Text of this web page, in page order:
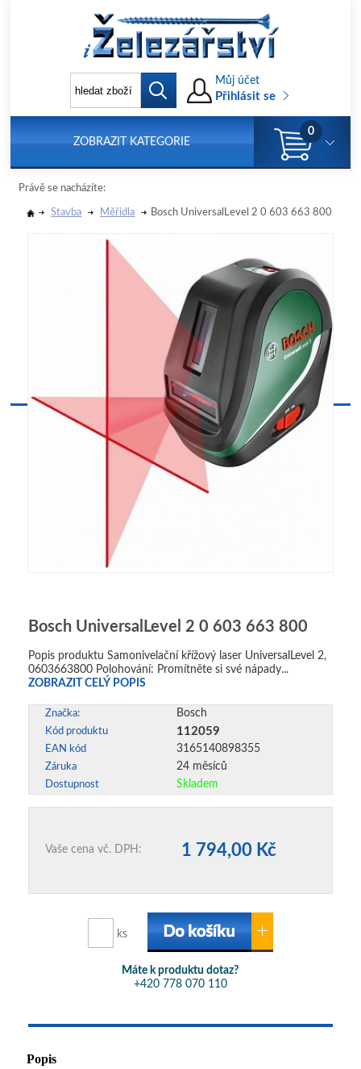
Můj účet
Přihlásit se
ZOBRAZIT KATEGORIE
0
Právě se nacházíte:
Stavba Měřidla Bosch UniversalLevel 2 0 603 663 800
Bosch UniversalLevel 2 0 603 663 800
Popis produktu Samonivelační křížový laser UniversalLevel 2,
0603663800 Polohování: Promítněte si své nápady...
ZOBRAZIT CELÝ POPIS
Značka: Bosch
Kód produktu 112059
EAN kód 3165140898355
Záruka 24 měsíců
Dostupnost Skladem
Vaše cena vč. DPH: 1 794,00 Kč
ks
Máte k produktu dotaz?
+420 778 070 110
Popis